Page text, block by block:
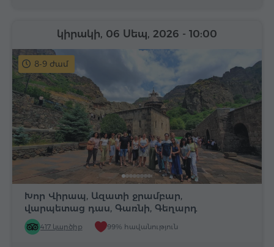
8-9 ժամ
Խոր Վիրապ, Ազատի ջրամբար,
վարպետաց դաս, Գառնի, Գեղարդ
417 կարծիք 99% հավանություն
կիրակի, 06 Սեպ, 2026 - 10:00